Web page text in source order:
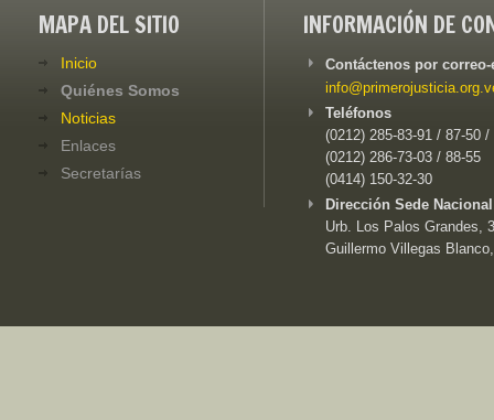
MAPA DEL SITIO
Inicio
Quiénes Somos
Noticias
Enlaces
Secretarías
INFORMACIÓN DE
Contáctenos por
Teléfonos
(0212) 285-83-91 / 87-50 /
(0212) 286-73-03 / 88-55
(0414) 150-32-30
Dirección Sede
Urb. Los Palos Grandes,
Guillermo Villegas